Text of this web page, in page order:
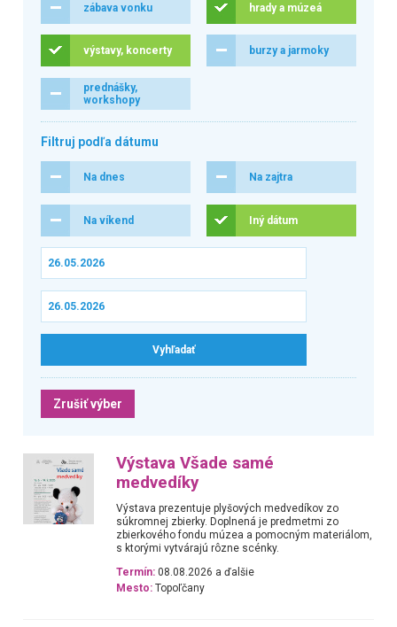
zábava vonku hrady a múzeá
výstavy, koncerty burzy a jarmoky
prednášky,
workshopy
Filtruj podľa dátumu
Na dnes Na zajtra
Na víkend Iný dátum
Zrušiť výber
Výstava Všade samé
medvedíky
Výstava prezentuje plyšových medvedíkov zo
súkromnej zbierky. Doplnená je predmetmi zo
zbierkového fondu múzea a pomocným materiálom,
s ktorými vytvárajú rôzne scénky.
Termín: 08.08.2026 a ďalšie
Mesto: Topoľčany